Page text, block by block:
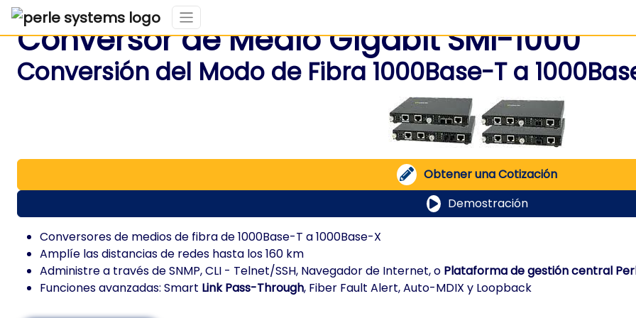
Conversor de Medio Gigabit SMI-1000
Conversión del Modo de Fibra 1000Base-T a
Obtener una Cotización
Demostración
Conversores de medios de fibra de 1000Base-T a 1000Base-X
Amplíe las distancias de redes hasta los 160 km
Administre a través de SNMP, CLI - Telnet/SSH, Navegador de Internet, o Plataforma de gestión central
Funciones avanzadas: Smart Link Pass-Through, Fiber Fault Alert, Auto-MDIX y Loopback